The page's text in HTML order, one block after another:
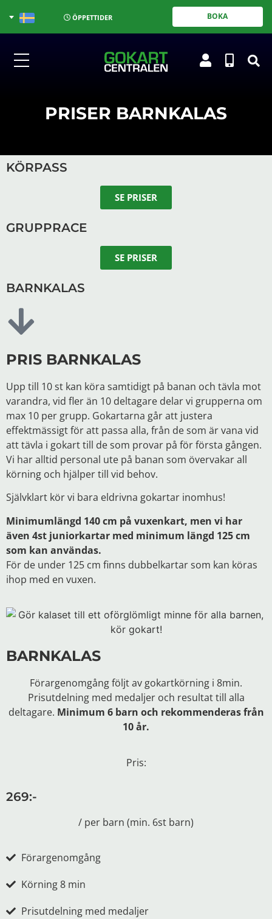
ÖPPETTIDER BOKA
PRISER BARNKALAS
KÖRPASS
SE PRISER
GRUPPRACE
SE PRISER
BARNKALAS
PRIS BARNKALAS
Upp till 10 st kan köra samtidigt på banan och tävla mot
varandra, vid fler än 10 deltagare delar vi grupperna om
max 10 per grupp. Gokartarna går att justera
effektmässigt för att passa alla, från de som är vana vid
att tävla i gokart till de som provar på för första gången.
Vi har alltid personal ute på banan som övervakar all
körning och hjälper till vid behov.
Självklart kör vi bara eldrivna gokartar inomhus!
Minimumlängd 140 cm på vuxenkart, men vi har
även 4st juniorkartar med minimum längd 125 cm
som kan användas.
För de under 125 cm finns dubbelkartar som kan köras
ihop med en vuxen.
BARNKALAS
Förargenomgång följt av gokartkörning i 8min.
Prisutdelning med medaljer och resultat till alla
deltagare. Minimum 6 barn och rekommenderas från
10 år.
Pris:
269:-
/ per barn (min. 6st barn)
Förargenomgång
Körning 8 min
Prisutdelning med medaljer